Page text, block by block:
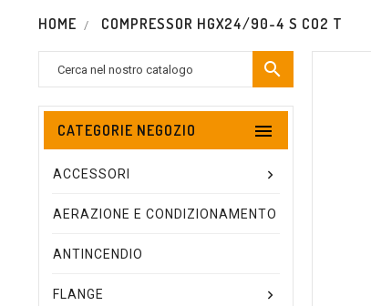
HOME COMPRESSOR HGX24/90-4 S CO2 T

CATEGORIE NEGOZIO 
ACCESSORI
AERAZIONE E CONDIZIONAMENTO
ANTINCENDIO
FLANGE